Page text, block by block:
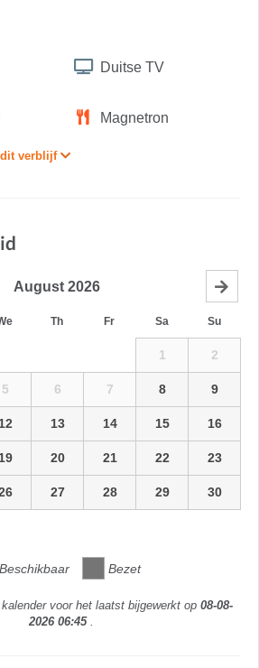
Duitse TV
Magnetron
dit verblijf
August 2026
Th Fr Sa Su
1 2
5 6 7 8 9
12 13 14 15 16
19 20 21 22 23
27 28 29 30
Beschikbaar Bezet
voor het laatst bijgewerkt op 08-08-
2026 06:45 .